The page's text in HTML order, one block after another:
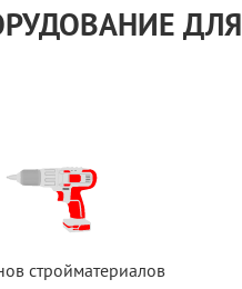
ДЛЯ
стройматериалов